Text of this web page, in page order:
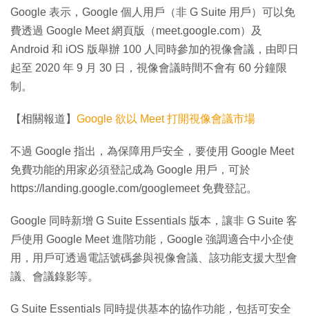
Google 表示，Google 個人用戶（非 G Suite 用戶）可以免
費透過 Google Meet 網頁版（meet.google.com）及
Android 和 iOS 版舉辦 100 人同時參加的視像會議，由即日
起至 2020 年 9 月 30 日，視像會議時間不會有 60 分鐘限
制。
【相關報道】 Google 欲以 Meet 打開視像會議市場
不過 Google 指出，為保障用戶安全，要使用 Google Meet
免費功能的用家必須登記成為 Google 用戶，可於
https://landing.google.com/googlemeet 免費登記。
Google 同時新增 G Suite Essentials 版本，讓非 G Suite 客
戶使用 Google Meet 進階功能，Google 強調適合中小企使
用，用戶可透過電話號碼參與視像會議、該功能支援大型會
議、會議錄影等。
G Suite Essentials 同時提供基本的協作功能，包括可安全